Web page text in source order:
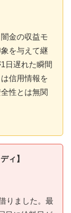
金の収益モ
を与えて継
日遅れた瞬間
信用情報を
性とは無関
ィ】
りました。最